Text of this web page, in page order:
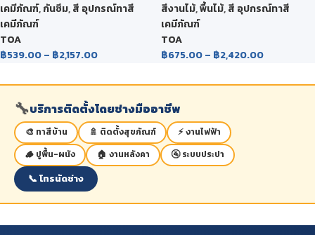
เคมีภัณฑ์,กันซึม,สี อุปกรณ์ทาสี
เคมีภัณฑ์
TOA
฿539.00– ฿2,157.00
สีงานไม้,พื้นไม้,สี อุปกรณ์ทาสี
เคมีภัณฑ์
TOA
฿675.00– ฿2,420.00
🔧บริการติดตั้งโดยช่างมืออาชีพ
🎨 ทาสีบ้าน 🚿 ติดตั้งสุขภัณฑ์
⚡ งานไฟฟ้า
🪵 ปูพื้น-ผนัง
🏠 งานหลังคา 🚰 ระบบประปา
📞 โทรนัดช่าง